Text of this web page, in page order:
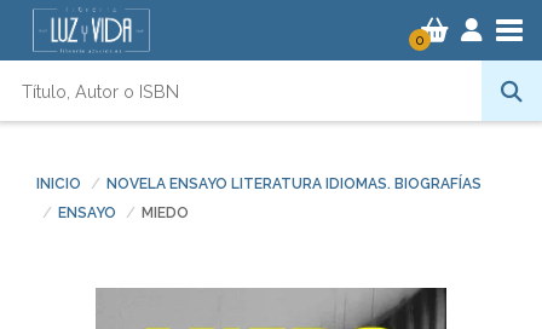
0
INICIO
NOVELA ENSAYO LITERATURA IDIOMAS. BIOGRAFÍAS
ENSAYO
MIEDO